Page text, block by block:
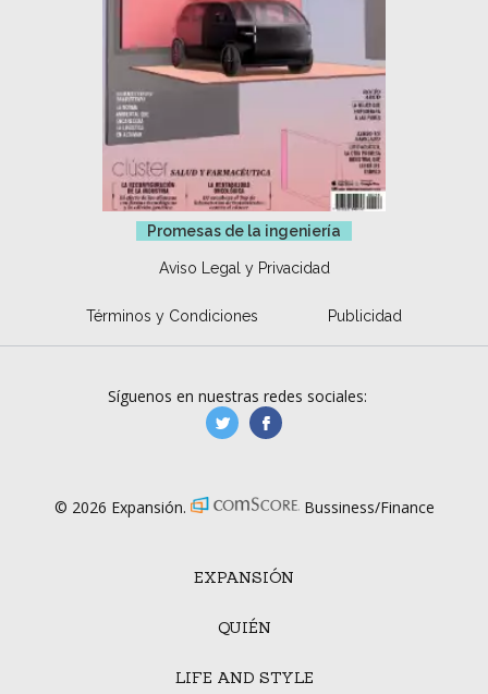
Promesas de la ingeniería
Aviso Legal y Privacidad
Términos y Condiciones Publicidad
EXPANSIÓN
QUIÉN
LIFE AND STYLE
Síguenos en nuestras redes sociales:
manufacturaGE
© 2026 Expansión. Bussiness/Finance